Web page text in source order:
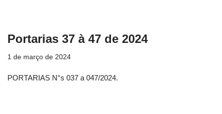
Portarias 37 à 47 de 2024
1 de março de 2024
PORTARIAS N°s 037 a 047/2024.